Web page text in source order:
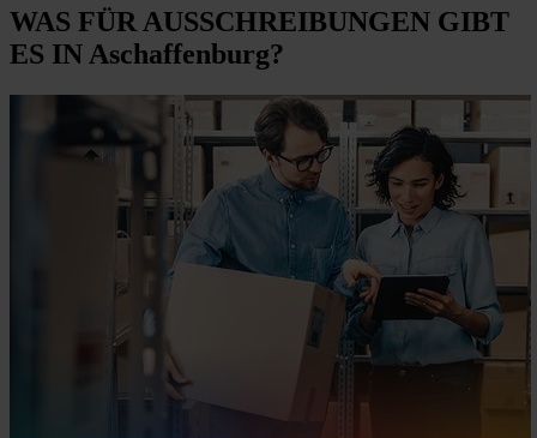
WAS FÜRAUSSCHREIBUNGEN GIBT
ES IN Aschaffenburg?